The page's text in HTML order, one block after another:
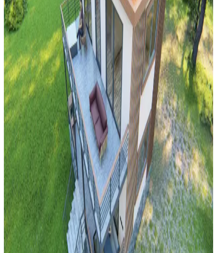
Balkon ve teraslarda barbeküden bitkilendirmeye, depolamadan
eğlence alanlarına kadar işlevsel ve estetik düzenlemelerle alanınızı
çok yönlü kullanabilirsiniz.
Merdiven Boşluğunda Ayna Konumlandırma:
Estetik ve Fonksiyonel Dengeyi Sağlama Yöntemleri
Merdiven boşluğunda ayna konumlandırması mimari yapı, ışık,
güvenlik ve estetik unsurların dengelenmesini gerektirir. Ortaya
çıkan görüşler, aynanın ortada ve uygun boyutta olmasının önemini
vurgular.
Küçük Halıların Kaymasını Önleme Yöntemleri ve
Uygun Çözümler
Küçük halıların kaymasını önlemek için kaymaz altlıklar, çift taraflı
bantlar ve silikon bazlı malzemeler gibi çözümler inceleniyor.
Zemine zarar vermeden doğru ürün seçimi ve uygulama önemlidir.
Banyo Dekorasyonunda Yeşil Tonları ve Güvenlik
Önlemleriyle Estetik ve Fonksiyonellik
Banyo dekorasyonunda yeşil tonlar, altın detaylar ve çiçek
desenleriyle estetik bir atmosfer oluştururken, perde seçimi ve
düzenlemesi yangın riskini azaltmak için önemlidir.